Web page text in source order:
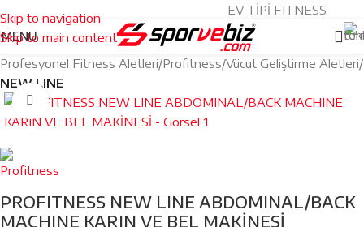
Skip to navigation
Skip to main content
Türkçe | English EV TİPİ FITNESS
MENU
Profesyonel Fitness Aletleri Profitness Vücut Geliştirme Aletleri
NEW LINE
Click to enlarge
PROFITNESS NEW LINE ABDOMINAL/BACK
MACHINE KARIN VE BEL MAKİNESİ